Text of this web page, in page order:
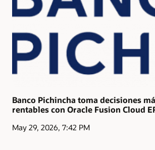
Banco Pichincha toma decisiones
rentables con Oracle Fusion Cloud
May 29, 2026, 7:42 PM